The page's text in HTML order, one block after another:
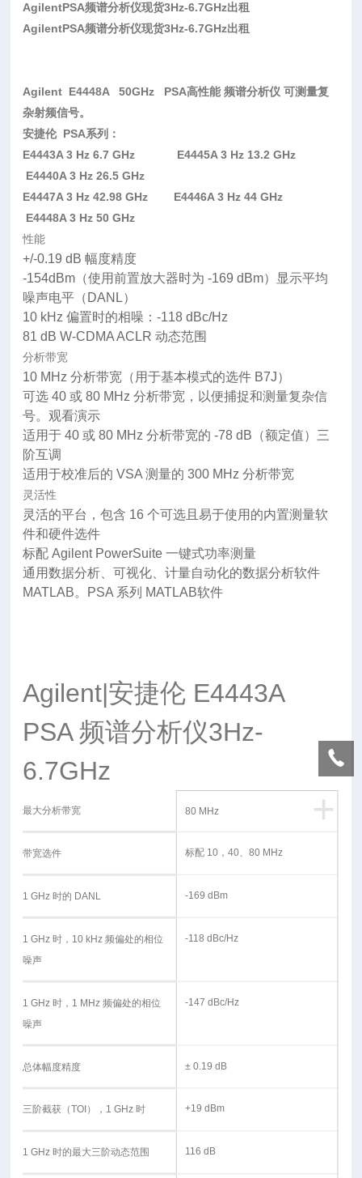
AgilentPSA频谱分析仪现货3Hz-6.7GHz出租
AgilentPSA频谱分析仪现货3Hz-6.7GHz出租
Agilent E4448A 50GHz PSA高性能 频谱分析仪 可测量复
杂射频信号。
安捷伦 PSA系列：
E4443A 3 Hz 6.7 GHz
E4445A 3 Hz 13.2 GHz
E4440A 3 Hz 26.5 GHz
E4447A 3 Hz 42.98 GHz E4446A 3 Hz 44 GHz
E4448A 3 Hz 50 GHz
性能
+/-0.19 dB 幅度精度
-154dBm（使用前置放大器时为 -169 dBm）显示平均
噪声电平（DANL）
10 kHz 偏置时的相噪：-118 dBc/Hz
81 dB W-CDMA ACLR 动态范围
分析带宽
10 MHz 分析带宽（用于基本模式的选件 B7J）
可选 40 或 80 MHz 分析带宽，以便捕捉和测量复杂信
号。观看演示
适用于 40 或 80 MHz 分析带宽的 -78 dB（额定值）三
阶互调
适用于校准后的 VSA 测量的 300 MHz 分析带宽
灵活性
灵活的平台，包含 16 个可选且易于使用的内置测量软
件和硬件选件
标配 Agilent PowerSuite 一键式功率测量
通用数据分析、可视化、计量自动化的数据分析软件
MATLAB。PSA 系列 MATLAB软件
Agilent|安捷伦 E4443A
PSA 频谱分析仪3Hz-
6.7GHz
+
最大分析带宽 80 MHz
带宽选件 标配 10，40、80 MHz
1 GHz 时的 DANL -169 dBm
1 GHz 时，10 kHz 频偏处的相位
噪声
-118 dBc/Hz
1 GHz 时，1 MHz 频偏处的相位
噪声
-147 dBc/Hz
总体幅度精度 ± 0.19 dB
三阶截获（TOI），1 GHz 时 +19 dBm
1 GHz 时的最大三阶动态范围 116 dB